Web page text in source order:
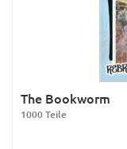
The Bookworm
1000 Teile